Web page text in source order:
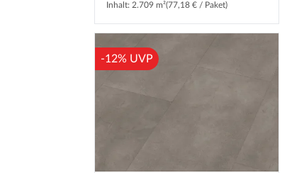
Inhalt: 2.709 m²(77,18 € / Paket)
-12% UVP